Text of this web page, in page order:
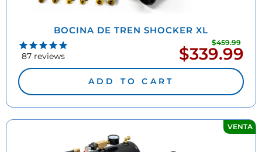
BOCINA DE TREN SHOCKER XL
87reviews
$459.99
Precio
de
$339.99
ADD TO CART
VENTA